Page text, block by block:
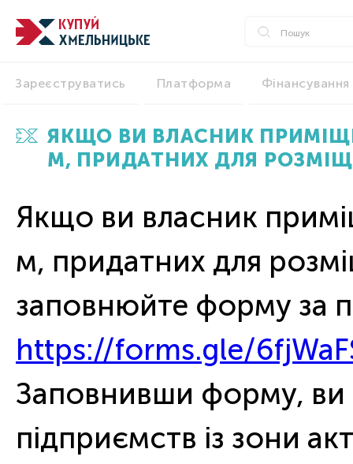
Зареєструватись Платформа Фінансування
ЯКЩО ВИ ВЛАСНИК
М, ПРИДАТНИХ ДЛЯ
Якщо ви власник
м, придатних для
заповнюйте форму за
https://forms.gle/
Заповнивши форму,
підприємств із зони